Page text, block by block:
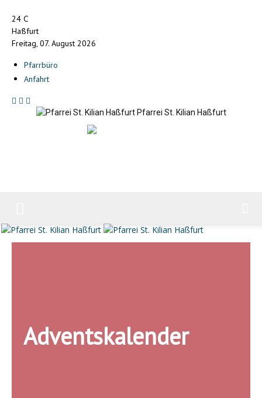
24 C
Haßfurt
Freitag, 07. August 2026
Pfarrbüro
Anfahrt
Pfarrei St. Kilian Haßfurt
Adventskalender